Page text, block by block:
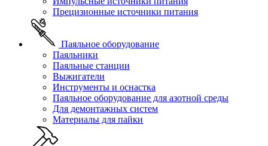
Прецизионные источники питания
Паяльное оборудование
Паяльники
Паяльные станции
Выжигатели
Инструменты и оснастка
Паяльное оборудование для азотной среды
Для демонтажных систем
Материалы для пайки